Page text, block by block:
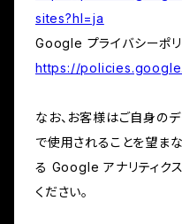
sites?hl=ja
Google プライバシーポリ
https://
なお、お客様はご自身の
で使用されることを望ま
る Google アナリティク
ください。